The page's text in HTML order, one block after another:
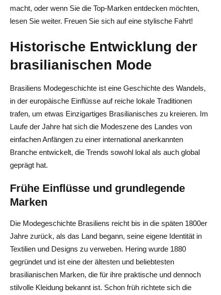
macht, oder wenn Sie die Top-Marken entdecken möchten,
lesen Sie weiter. Freuen Sie sich auf eine stylische Fahrt!
Historische Entwicklung der
brasilianischen Mode
Brasiliens Modegeschichte ist eine Geschichte des Wandels,
in der europäische Einflüsse auf reiche lokale Traditionen
trafen, um etwas Einzigartiges Brasilianisches zu kreieren. Im
Laufe der Jahre hat sich die Modeszene des Landes von
einfachen Anfängen zu einer international anerkannten
Branche entwickelt, die Trends sowohl lokal als auch global
geprägt hat.
Frühe Einflüsse und grundlegende
Marken
Die Modegeschichte Brasiliens reicht bis in die späten 1800er
Jahre zurück, als das Land begann, seine eigene Identität in
Textilien und Designs zu verweben. Hering wurde 1880
gegründet und ist eine der ältesten und beliebtesten
brasilianischen Marken, die für ihre praktische und dennoch
stilvolle Kleidung bekannt ist. Schon früh richtete sich die